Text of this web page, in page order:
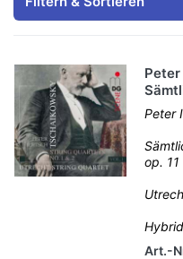
Peter
op. 11
Art.-